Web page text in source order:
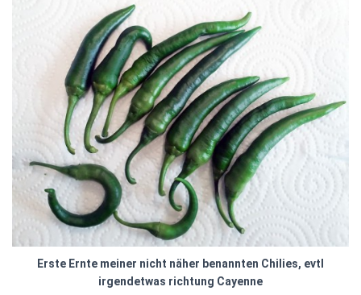
Erste Ernte meiner nicht näher benannten Chilies, evtl
irgendetwas richtung Cayenne